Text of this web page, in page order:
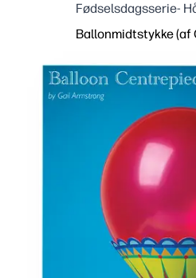
Fødselsdagsserie-
Ballonmidtstykke (af